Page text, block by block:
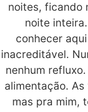
noites, ficando
noite
conhecer
inacreditável.
nenhum
alimentação.
mas pra mim,